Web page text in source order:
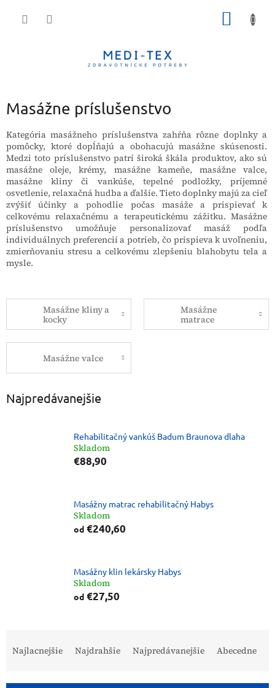
Masážne príslušenstvo
Kategória masážneho príslušenstva zahŕňa rôzne doplnky a
pomôcky, ktoré dopĺňajú a obohacujú masážne skúsenosti.
Medzi toto príslušenstvo patrí široká škála produktov, ako sú
masážne oleje, krémy, masážne kameňe, masážne valce,
masážne kliny či vankúše, tepelné podložky, príjemné
osvetlenie, relaxačná hudba a ďalšie. Tieto doplnky majú za cieľ
zvýšiť účinky a pohodlie počas masáže a prispievať k
celkovému relaxačnému a terapeutickému zážitku. Masážne
príslušenstvo umožňuje personalizovať masáž podľa
individuálnych preferencií a potrieb, čo prispieva k uvoľneniu,
zmierňovaniu stresu a celkovému zlepšeniu blahobytu tela a
mysle.
Masážne kliny a
kocky
Masážne
matrace
Masážne valce
Najpredávanejšie
Rehabilitačný vankúš Badum Braunova dlaha
Skladom
€88,90
Masážny matrac rehabilitačný Habys
Skladom
od €240,60
Masážny klin lekársky Habys
Skladom
od €27,50
Najlacnejšie Najdrahšie Najpredávanejšie Abecedne